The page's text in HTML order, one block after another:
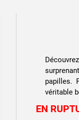
papilles.
véritable
EN